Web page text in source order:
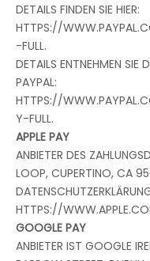
DETAILS FINDEN SIE HIER:
HTTPS://
-FULL.
DETAILS ENTNEHMEN SIE
PAYPAL:
HTTPS://
Y-FULL.
APPLE PAY
ANBIETER DES
LOOP, CUPERTINO, CA
HTTPS://
GOOGLE PAY
ANBIETER IST GOOGLE